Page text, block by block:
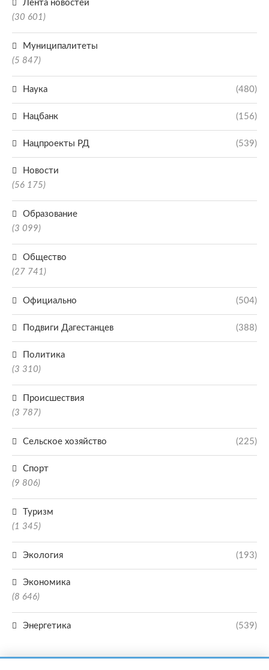
Лента новостей
(30 601)
Муниципалитеты
(5 847)
Наука (480)
Нацбанк (156)
Нацпроекты РД (539)
Новости
(56 175)
Образование
(3 099)
Общество
(27 741)
Официально (504)
Подвиги Дагестанцев (388)
Политика
(3 310)
Происшествия
(3 787)
Сельское хозяйство (225)
Спорт
(9 806)
Туризм
(1 345)
Экология (193)
Экономика
(8 646)
Энергетика (539)